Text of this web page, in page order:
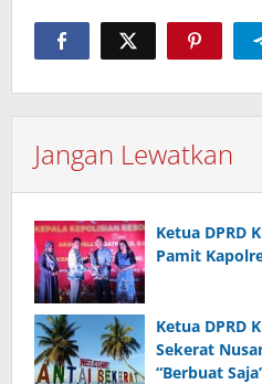
Jangan Lewatkan
Ketua DPRD
Pamit
Ketua DPRD
Sekerat
“Berbuat